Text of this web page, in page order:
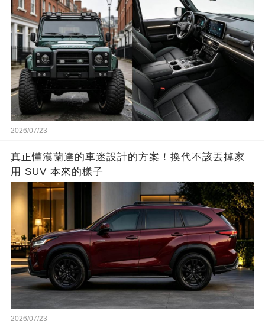
2026/07/23
真正懂漢蘭達的車迷設計的方案！換代不該丟掉家
用 SUV 本來的樣子
2026/07/23